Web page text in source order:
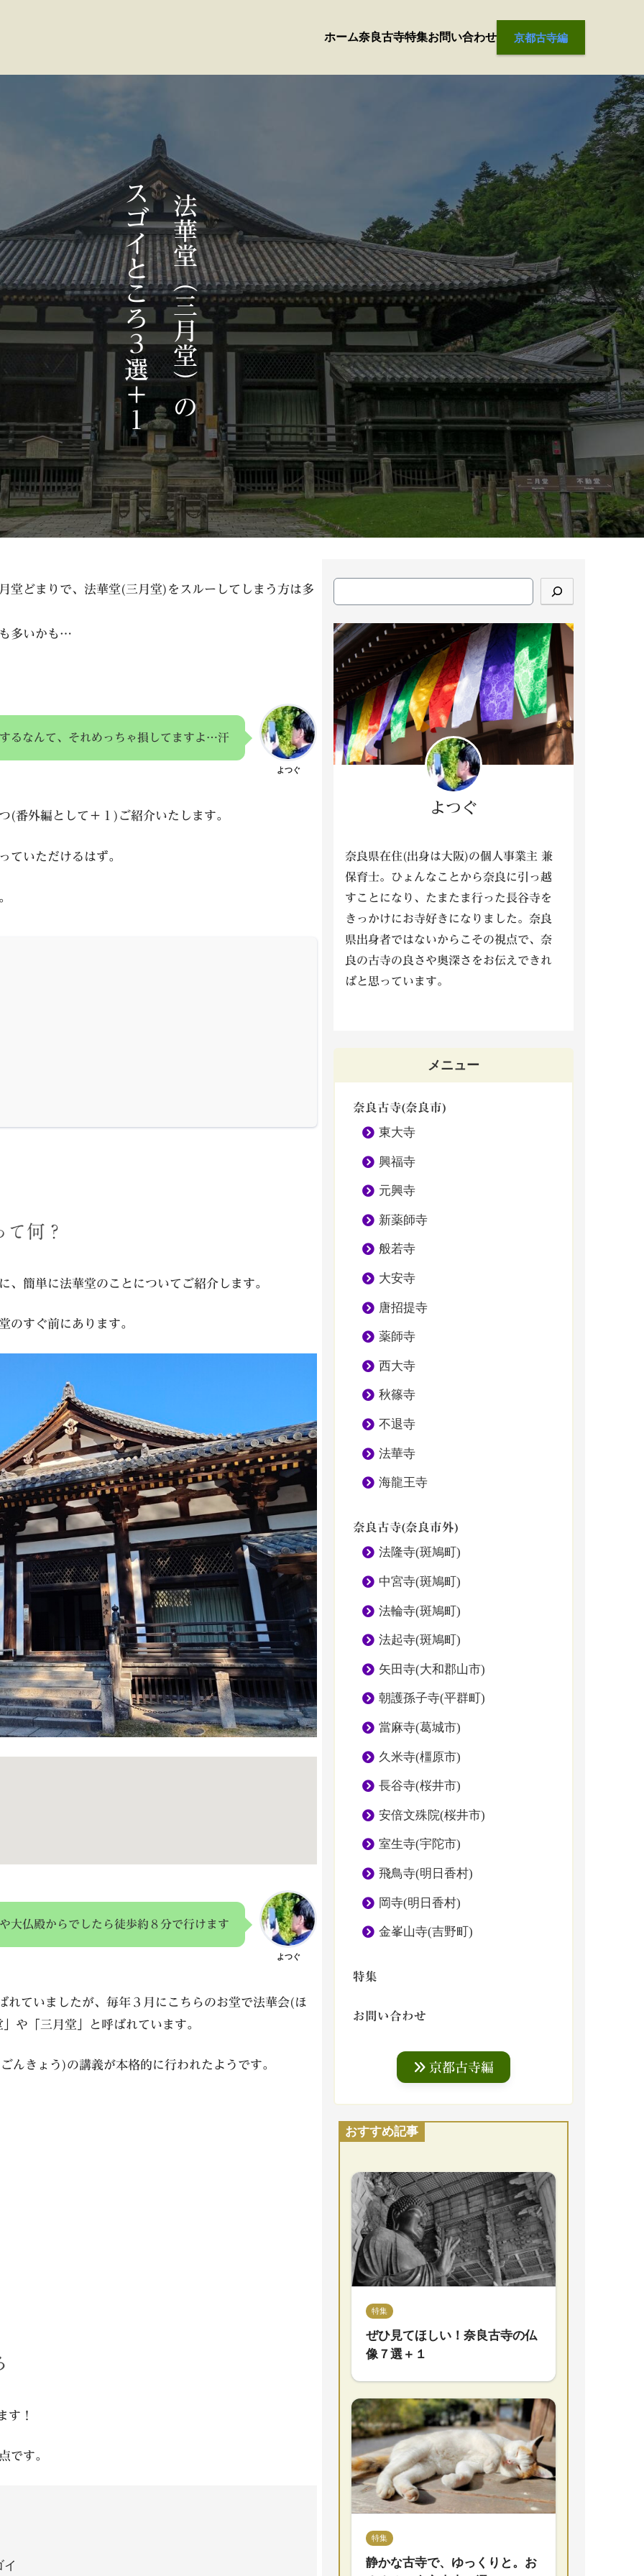
ホーム奈良古寺特集お問い合わせ 京都古寺編
法華堂（三月堂）の
スゴイところ３選＋１
堂どまりで、法華堂(三月堂)をスルーしてしまう方は多
多いかも…
よつぐ
るなんて、それめっちゃ損してますよ…汗
(番外編として＋１)ご紹介いたします。
ていただけるはず。
何？
簡単に法華堂のことについてご紹介します。
のすぐ前にあります。
よつぐ
大仏殿からでしたら徒歩約８分で行けます
ていましたが、毎年３月にこちらのお堂で法華会(ほ
や「三月堂」と呼ばれています。
きょう)の講義が本格的に行われたようです。
す！
です。
よつぐ
奈良県在住(出身は大阪)の個人事業主 兼
保育士。ひょんなことから奈良に引っ越
すことになり、たまたま行った長谷寺を
きっかけにお寺好きになりました。奈良
県出身者ではないからこその視点で、奈
良の古寺の良さや奥深さをお伝えできれ
ばと思っています。
メニュー
奈良古寺(奈良市)
東大寺
興福寺
元興寺
新薬師寺
般若寺
大安寺
唐招提寺
薬師寺
西大寺
秋篠寺
不退寺
法華寺
海龍王寺
奈良古寺(奈良市外)
法隆寺(斑鳩町)
中宮寺(斑鳩町)
法輪寺(斑鳩町)
法起寺(斑鳩町)
矢田寺(大和郡山市)
朝護孫子寺(平群町)
當麻寺(葛城市)
久米寺(橿原市)
長谷寺(桜井市)
安倍文殊院(桜井市)
室生寺(宇陀市)
飛鳥寺(明日香村)
岡寺(明日香村)
金峯山寺(吉野町)
特集
お問い合わせ
京都古寺編
おすすめ記事
特集
ぜひ見てほしい！奈良古寺の仏
像７選＋１
特集
静かな古寺で、ゆっくりと。お